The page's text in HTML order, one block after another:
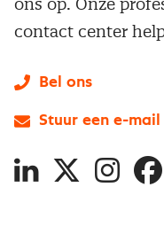
contact center
Bel ons
Stuur een e-mail
LinkedIn
X Instagram